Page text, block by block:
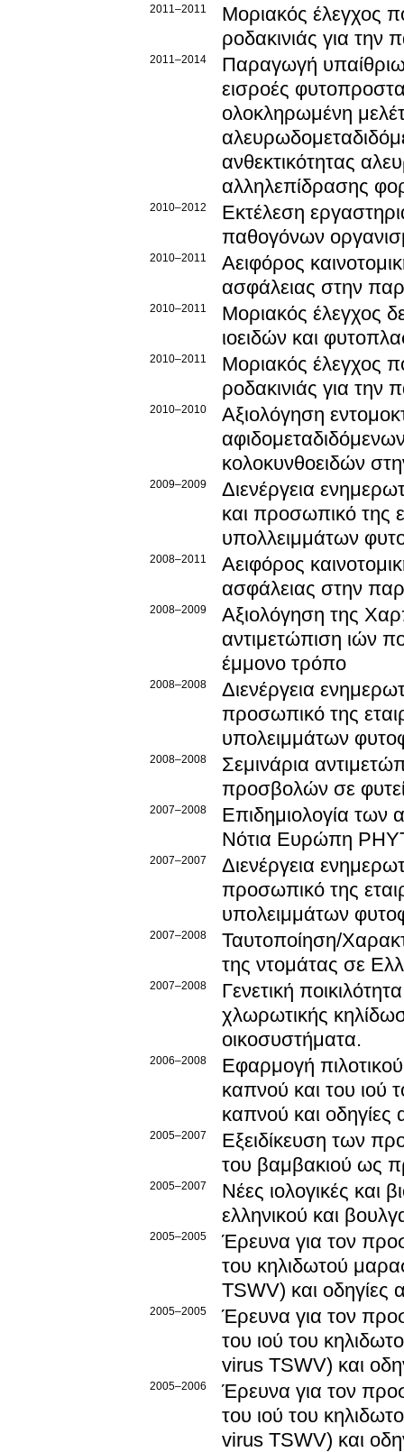
2011–2011
Μοριακός έλεγχος
ροδακινιάς για την
2011–2014
Παραγωγή
εισροές
ολοκληρωμένη
ανθεκτικότητας
αλληλεπίδρασης
2010–2012
Εκτέλεση
παθογόνων
2010–2011
Αειφόρος
ασφάλειας στην
2010–2011
Μοριακός έλεγχος
ιοειδών και
2010–2011
Μοριακός έλεγχος
ροδακινιάς για την
2010–2010
Αξιολόγηση
κολοκυνθοειδών
2009–2009
Διενέργεια
και προσωπικό της
υπολλειμμάτων
2008–2011
Αειφόρος
ασφάλειας στην
2008–2009
Αξιολόγηση της
αντιμετώπιση ιών
έμμονο τρόπο
2008–2008
Διενέργεια
προσωπικό της
υπολειμμάτων
2008–2008
Σεμινάρια
προσβολών σε
2007–2008
Επιδημιολογία των
Νότια Ευρώπη
2007–2007
Διενέργεια
προσωπικό της
υπολειμμάτων
2007–2008
Ταυτοποίηση/Χαρακτηρισμός και
της ντομάτας σε
2007–2008
Γενετική
χλωρωτικής
οικοσυστήματα.
2006–2008
Εφαρμογή
καπνού και του ιού
καπνού και οδηγίες
2005–2007
Εξειδίκευση των
του βαμβακιού ως
2005–2007
Νέες ιολογικές και
ελληνικού και
2005–2005
Έρευνα για τον
του κηλιδωτού
TSWV) και οδηγίες
2005–2005
Έρευνα για τον
του ιού του
virus TSWV) και
2005–2006
Έρευνα για τον
του ιού του
virus TSWV) και